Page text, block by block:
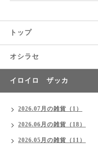
トップ
オシラセ
イロイロ ザッカ
2026.07月の雑貨（1）
2026.06月の雑貨（18）
2026.05月の雑貨（11）